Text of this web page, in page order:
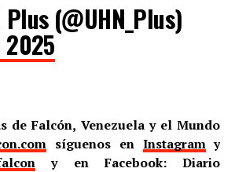
(@UHN_Plus)
2025
de Falcón, Venezuela y el Mundo
síguenos en Instagramy
y en Facebook: Diario